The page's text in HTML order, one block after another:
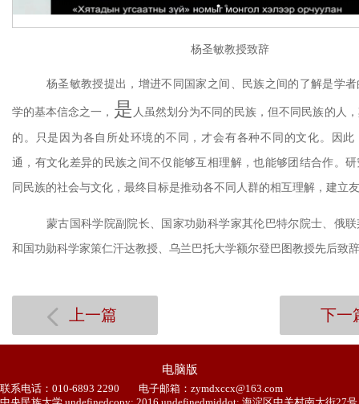
杨圣敏教授致辞
杨圣敏教授提出，增进不同国家之间、民族之间的了解是学
学的基本信念之一， 是 人虽然划分为不同的民族，但不同民族的人
的。只是因为各自所处环境的不同，才会有各种不同的文化。因此
通，有文化差异的民族之间不仅能够互相理解，也能够团结合作。
同民族的社会与文化，最终目标是推动各不同人群的相互理解，建立
蒙古国科学院副院长、国家功勋科学家其伦巴特尔院士、俄
和国功勋科学家策仁汗达教授、乌兰巴托大学额尔登巴图教授先后致
上一篇 下一
电脑版
联系电话：010-6893 2290
电子邮箱：zymdxccx@163.com